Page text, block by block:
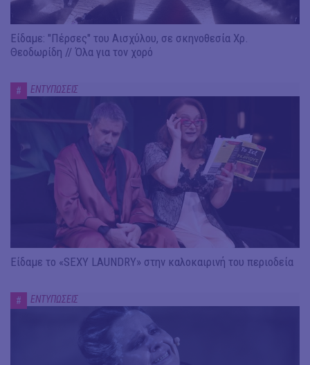
Είδαμε: "Πέρσες" του Αισχύλου, σε σκηνοθεσία Χρ.
Θεοδωρίδη // Όλα για τον χορό
# ΕΝΤΥΠΩΣΕΙΣ
Είδαμε το «SEXY LAUNDRY» στην καλοκαιρινή του περιοδεία
# ΕΝΤΥΠΩΣΕΙΣ